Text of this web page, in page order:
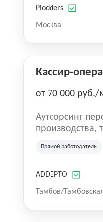
Plodders
Москва
Кассир-
от 70 000 руб./
Аутсорсинг
производства,
на рынке с
водитель
сотрудник
женщин.
Прямой работодатель
ADDEPTO
Тамбов/